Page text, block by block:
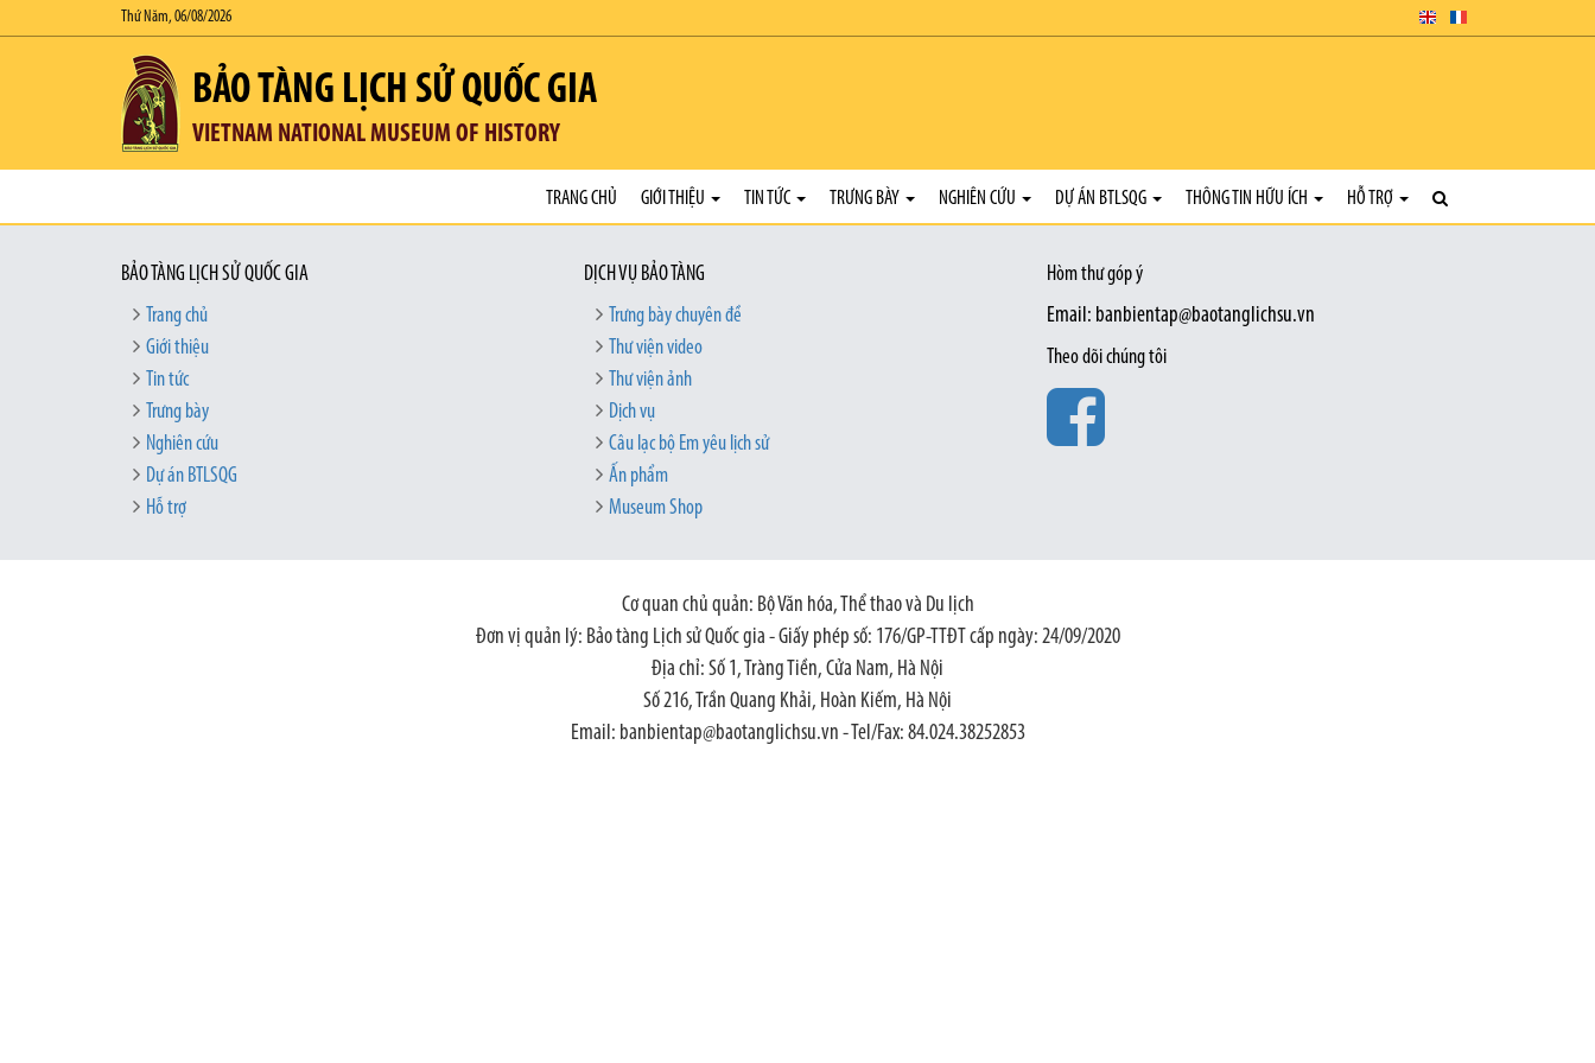
Thứ Năm, 06/08/2026
BẢO TÀNG LỊCH SỬ QUỐC GIA
VIETNAM NATIONAL MUSEUM OF HISTORY
TRANG CHỦ GIỚI THIỆU TIN TỨC TRƯNG BÀY NGHIÊN CỨU DỰ ÁN BTLSQG THÔNG TIN HỮU ÍCH HỖ TRỢ
BẢO TÀNG LỊCH SỬ QUỐC GIA
Trang chủ
Giới thiệu
Tin tức
Trưng bày
Nghiên cứu
Dự án BTLSQG
Hỗ trợ
DỊCH VỤ BẢO TÀNG
Trưng bày chuyên đề
Thư viện video
Thư viện ảnh
Dịch vụ
Câu lạc bộ Em yêu lịch sử
Ấn phẩm
Museum Shop
Hòm thư góp ý
Email: banbientap@baotanglichsu.vn
Theo dõi chúng tôi
Cơ quan chủ quản: Bộ Văn hóa, Thể thao và Du lịch
Đơn vị quản lý: Bảo tàng Lịch sử Quốc gia - Giấy phép số: 176/GP-TTĐT cấp ngày: 24/09/2020
Địa chỉ: Số 1, Tràng Tiền, Cửa Nam, Hà Nội
Số 216, Trần Quang Khải, Hoàn Kiếm, Hà Nội
Email: banbientap@baotanglichsu.vn - Tel/Fax: 84.024.38252853